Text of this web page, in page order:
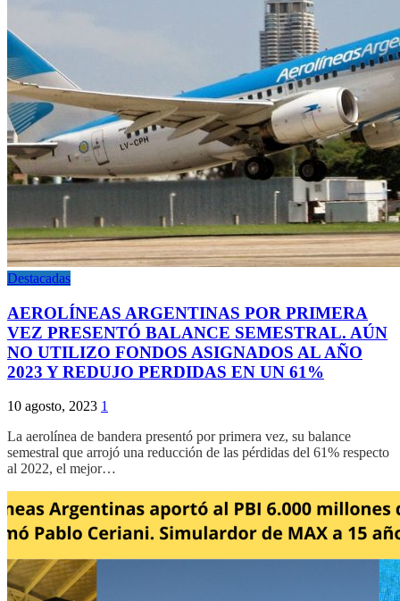
Destacadas
AEROLÍNEAS ARGENTINAS POR PRIMERA
VEZ PRESENTÓ BALANCE SEMESTRAL. AÚN
NO UTILIZO FONDOS ASIGNADOS AL AÑO
2023 Y REDUJO PERDIDAS EN UN 61%
10 agosto, 2023 1
La aerolínea de bandera presentó por primera vez, su balance
semestral que arrojó una reducción de las pérdidas del 61% respecto
al 2022, el mejor…